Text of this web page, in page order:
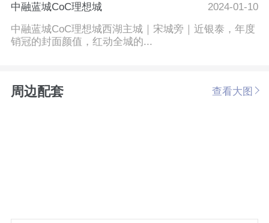
中融蓝城CoC理想城
2024-01-10
中融蓝城CoC理想城西湖主城｜宋城旁｜近银泰，年度
销冠的封面颜值，红动全城的...
周边配套 查看大图